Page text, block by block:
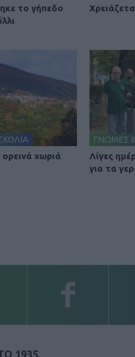
το γήπεδο
ορεινά χωριά
ΓΝΩΜΕΣ
Λίγες
για τα
1935